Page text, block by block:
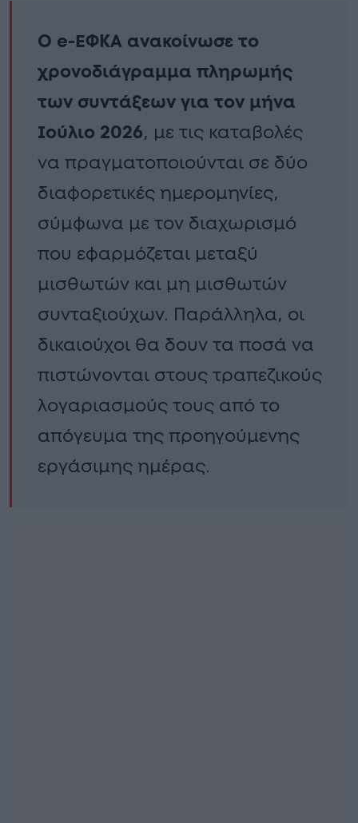
Ο e-ΕΦΚΑ ανακοίνωσε το
χρονοδιάγραμμα πληρωμής
των συντάξεων για τον μήνα
Ιούλιο 2026, με τις καταβολές
να πραγματοποιούνται σε δύο
διαφορετικές ημερομηνίες,
σύμφωνα με τον διαχωρισμό
που εφαρμόζεται μεταξύ
μισθωτών και μη μισθωτών
συνταξιούχων. Παράλληλα, οι
δικαιούχοι θα δουν τα ποσά να
πιστώνονται στους τραπεζικούς
λογαριασμούς τους από το
απόγευμα της προηγούμενης
εργάσιμης ημέρας.